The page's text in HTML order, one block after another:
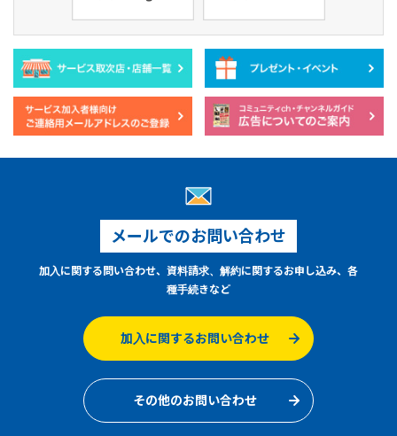
メールでのお問い合わせ
加入に関する問い合わせ、資料請求、解約に関するお申し込み、各
種手続きなど
加入に関するお問い合わせ
その他のお問い合わせ